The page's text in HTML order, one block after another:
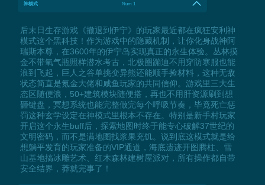
神模式 Num 1
后末日生存游戏《撤退到伊宁》的玩家最近都在疯狂安利神
模式这个黑科技！作为游戏中的隐藏机制，让你化身战神阿
瑞斯本尊，在3600年的伊宁岛实现真正的永生体验。丛林摸
金不带氧气瓶照样潜水考古，北极圈蹦迪不用穿防寒服也能
浪到飞起，巨人之谷单挑变异熊还能顺手捡材料，这种无敌
状态简直是氪金大佬和咸鱼玩家的共同信仰。游戏里三大生
态区随便浪，50+建筑模块随便搭，再也不用肝资源刷到想
砸键盘，冥想系统也能完整做完每个呼吸节奏，毕竟死亡惩
罚这种玄学设定在神模式里根本不存在。特别是新手村玩家
开启这个永生buff后，探索地图时终于能专心破解37世纪的
文明密码，而不是满地图找浆果充饥。说到底这模式就是给
想躺平发育的玩家准备的VIP通道，海底遗迹开图腾柱、雪
山基地搞冰雕艺术、红木森林建树屋派对，所有操作都自带
安全结界，莽就完事了！